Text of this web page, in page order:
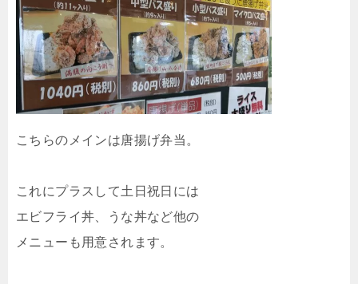
こちらのメインは唐揚げ弁当。
これにプラスして土日祝日には
エビフライ丼、うな丼など他の
メニューも用意されます。